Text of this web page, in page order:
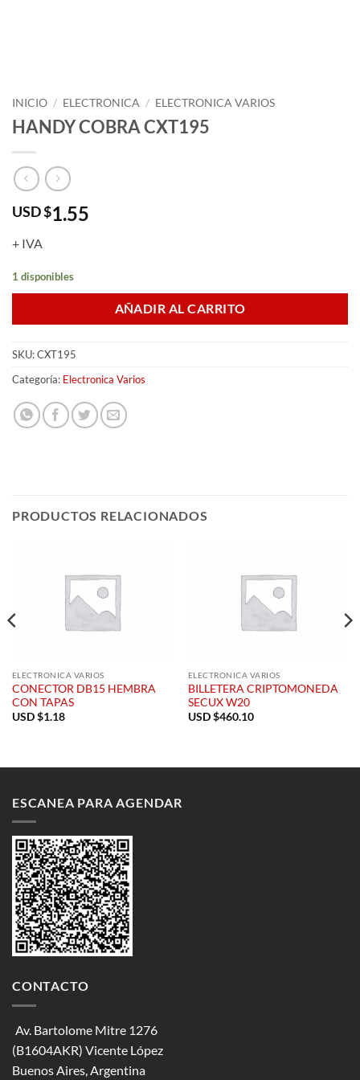
INICIO / ELECTRONICA / ELECTRONICA VARIOS
HANDY COBRA CXT195
USD $1.55
+ IVA
1 disponibles
AÑADIR AL CARRITO
SKU:CXT195
Categoría: Electronica Varios
PRODUCTOS RELACIONADOS
ELECTRONICA VARIOS
CONECTOR DB15 HEMBRA
CON TAPAS
USD $1.18
ELECTRONICA VARIOS
BILLETERA CRIPTOMONEDA
SECUX W20
USD $460.10
ESCANEA PARA AGENDAR
CONTACTO
Av. Bartolome Mitre 1276
(B1604AKR) Vicente López
Buenos Aires, Argentina